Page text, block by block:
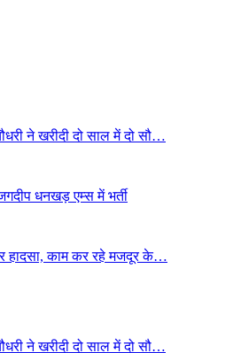
ने खरीदी दो साल में दो सौ…
धनखड़ एम्स में भर्ती
हादसा, काम कर रहे मजदूर के…
ने खरीदी दो साल में दो सौ…